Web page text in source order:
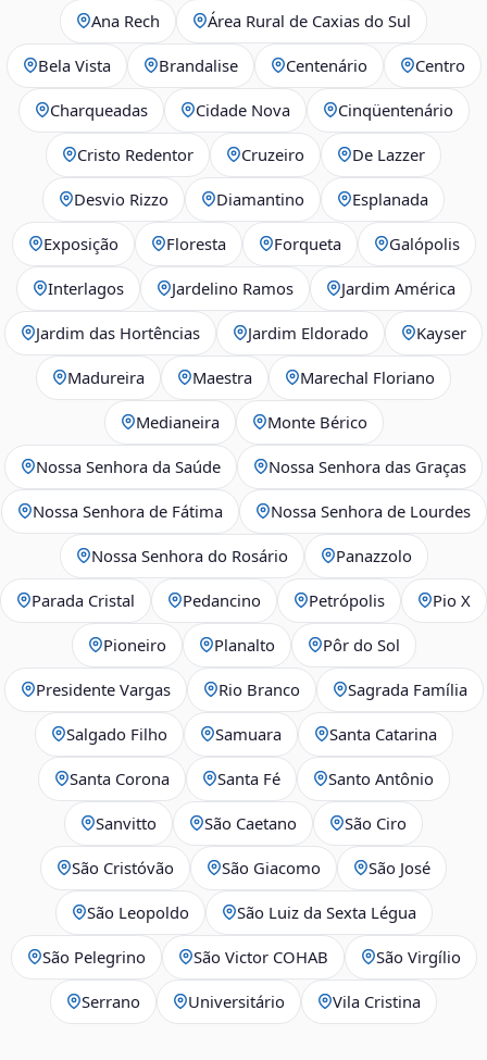
Ana Rech Área Rural de Caxias do Sul
Bela Vista Brandalise Centenário Centro
Charqueadas Cidade Nova Cinqüentenário
Cristo Redentor Cruzeiro De Lazzer
Desvio Rizzo Diamantino Esplanada
Exposição Floresta Forqueta Galópolis
Interlagos Jardelino Ramos Jardim América
Jardim das Hortências Jardim Eldorado Kayser
Madureira Maestra Marechal Floriano
Medianeira Monte Bérico
Nossa Senhora da Saúde Nossa Senhora das Graças
Nossa Senhora de Fátima Nossa Senhora de Lourdes
Nossa Senhora do Rosário Panazzolo
Parada Cristal Pedancino Petrópolis Pio X
Pioneiro Planalto Pôr do Sol
Presidente Vargas Rio Branco Sagrada Família
Salgado Filho Samuara Santa Catarina
Santa Corona Santa Fé Santo Antônio
Sanvitto São Caetano São Ciro
São Cristóvão São Giacomo São José
São Leopoldo São Luiz da Sexta Légua
São Pelegrino São Victor COHAB São Virgílio
Serrano Universitário Vila Cristina